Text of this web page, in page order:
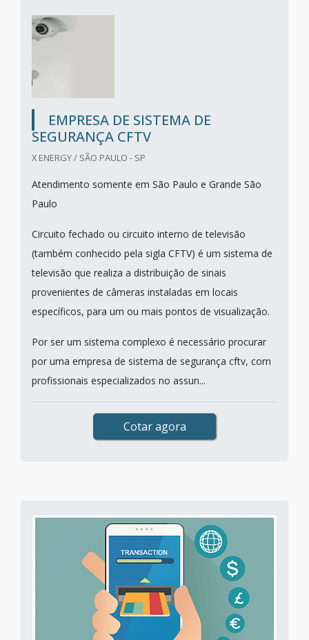
EMPRESA DE SISTEMA DE
SEGURANÇA CFTV
X ENERGY / SÃO PAULO - SP
Atendimento somente em São Paulo e Grande São
Paulo
Circuito fechado ou circuito interno de televisão
(também conhecido pela sigla CFTV) é um sistema de
televisão que realiza a distribuição de sinais
provenientes de câmeras instaladas em locais
específicos, para um ou mais pontos de visualização.
Por ser um sistema complexo é necessário procurar
por uma empresa de sistema de segurança cftv, com
profissionais especializados no assun...
Cotar agora